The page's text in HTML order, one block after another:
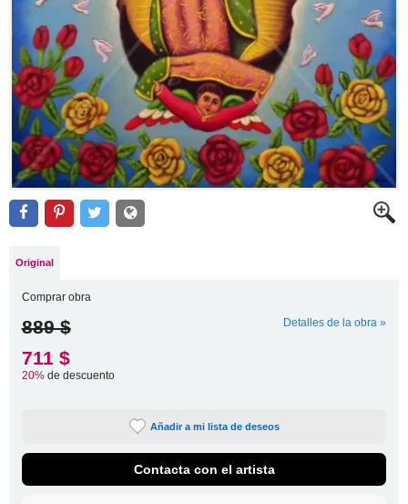
Original
Comprar obra
889 $ Detalles de la obra »
711 $
20%de descuento
Añadir a mi lista de deseos
Contacta con el artista